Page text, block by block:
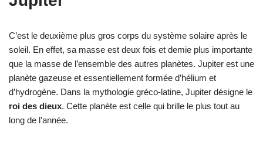
C’est le deuxième plus gros corps du système solaire après le
soleil. En effet, sa masse est deux fois et demie plus importante
que la masse de l’ensemble des autres planètes. Jupiter est une
planète gazeuse et essentiellement formée d’hélium et
d’hydrogène. Dans la mythologie gréco-latine, Jupiter désigne le
roi des dieux. Cette planète est celle qui brille le plus tout au
long de l’année.